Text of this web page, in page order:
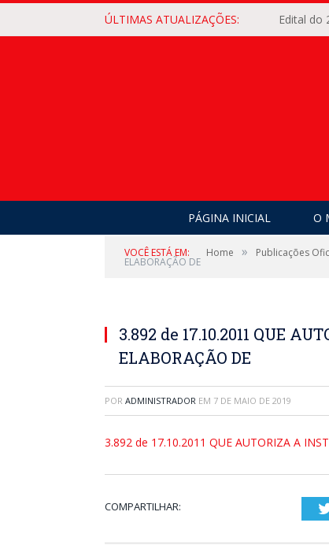
ÚLTIMAS ATUALIZAÇÕES: Edital do
PÁGINA INICIAL O
VOCÊ ESTÁ EM: Home » Publicações
ELABORAÇÃO DE
3.892 de 17.10.2011 QUE
ELABORAÇÃO DE
POR ADMINISTRADOR EM 7 DE MAIO DE 2019
3.892 de 17.10.2011 QUE AUTORIZA A
COMPARTILHAR: